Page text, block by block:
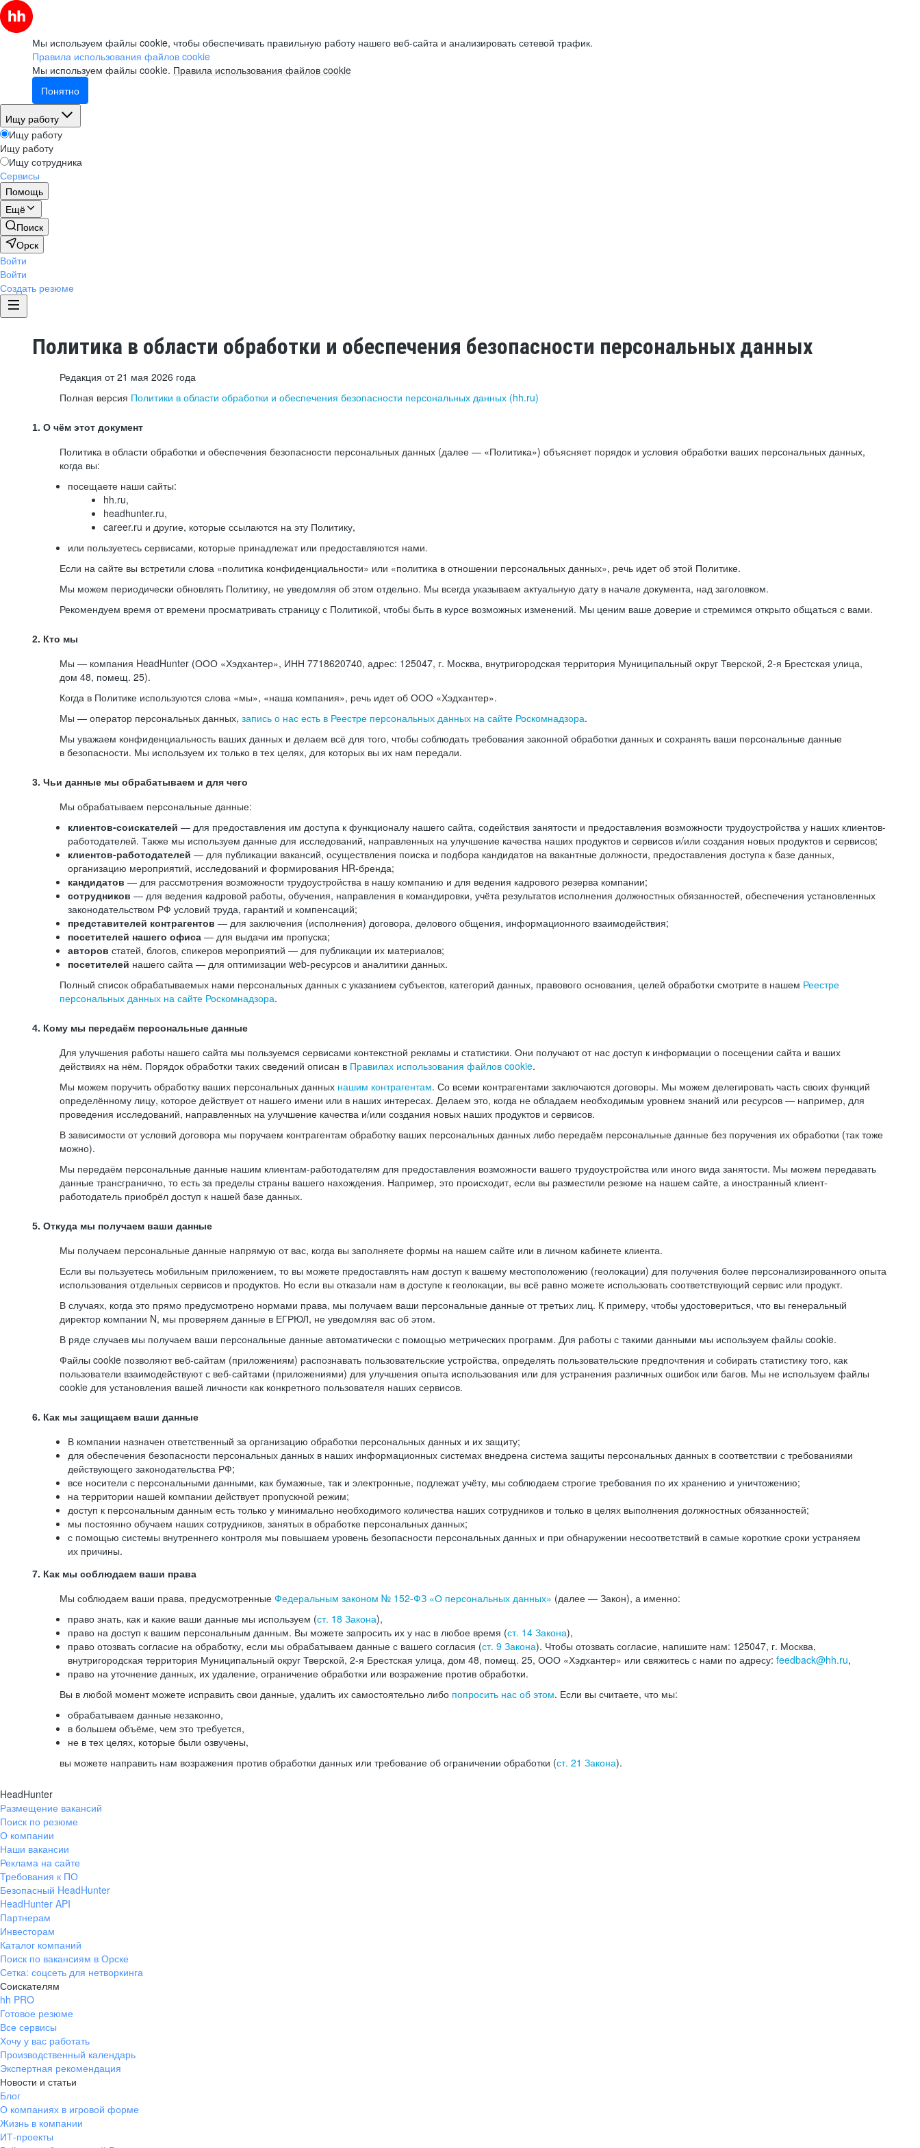
Мы используем файлы cookie, чтобы обеспечивать правильную работу нашего веб-сайта и анализировать сетевой трафик.
Правила использования файлов cookie
Мы используем файлы cookie. Правила использования файлов cookie
Понятно
Ищу работу
Ищу работу
Ищу работу
Ищу сотрудника
Сервисы
Помощь
Ещё
Поиск
Орск
Войти
Войти
Создать резюме
Политика в области обработки и обеспечения безопасности персональных данных
Редакция от 21 мая 2026 года
Полная версия Политики в области обработки и обеспечения безопасности персональных данных (hh.ru)
1. О чём этот документ
Политика в области обработки и обеспечения безопасности персональных данных (далее — «Политика») объясняет порядок и условия обработки ваших персональных данных,
когда вы:
посещаете наши сайты:
hh.ru,
headhunter.ru,
career.ru и другие, которые ссылаются на эту Политику,
или пользуетесь сервисами, которые принадлежат или предоставляются нами.
Если на сайте вы встретили слова «политика конфиденциальности» или «политика в отношении персональных данных», речь идет об этой Политике.
Мы можем периодически обновлять Политику, не уведомляя об этом отдельно. Мы всегда указываем актуальную дату в начале документа, над заголовком.
Рекомендуем время от времени просматривать страницу с Политикой, чтобы быть в курсе возможных изменений. Мы ценим ваше доверие и стремимся открыто общаться с вами.
2. Кто мы
Мы — компания HeadHunter (ООО «Хэдхантер», ИНН 7718620740, адрес: 125047, г. Москва, внутригородская территория Муниципальный округ Тверской, 2-я Брестская улица,
дом 48, помещ. 25).
Когда в Политике используются слова «мы», «наша компания», речь идет об ООО «Хэдхантер».
Мы — оператор персональных данных, запись о нас есть в Реестре персональных данных на сайте Роскомнадзора.
Мы уважаем конфиденциальность ваших данных и делаем всё для того, чтобы соблюдать требования законной обработки данных и сохранять ваши персональные данные
в безопасности. Мы используем их только в тех целях, для которых вы их нам передали.
3. Чьи данные мы обрабатываем и для чего
Мы обрабатываем персональные данные:
клиентов-соискателей — для предоставления им доступа к функционалу нашего сайта, содействия занятости и предоставления возможности трудоустройства у наших клиентов-
работодателей. Также мы используем данные для исследований, направленных на улучшение качества наших продуктов и сервисов и/или создания новых продуктов и сервисов;
клиентов-работодателей — для публикации вакансий, осуществления поиска и подбора кандидатов на вакантные должности, предоставления доступа к базе данных,
организацию мероприятий, исследований и формирования HR-бренда;
кандидатов — для рассмотрения возможности трудоустройства в нашу компанию и для ведения кадрового резерва компании;
сотрудников — для ведения кадровой работы, обучения, направления в командировки, учёта результатов исполнения должностных обязанностей, обеспечения установленных
законодательством РФ условий труда, гарантий и компенсаций;
представителей контрагентов — для заключения (исполнения) договора, делового общения, информационного взаимодействия;
посетителей нашего офиса — для выдачи им пропуска;
авторов статей, блогов, спикеров мероприятий — для публикации их материалов;
посетителей нашего сайта — для оптимизации web-ресурсов и аналитики данных.
Полный список обрабатываемых нами персональных данных с указанием субъектов, категорий данных, правового основания, целей обработки смотрите в нашем Реестре
персональных данных на сайте Роскомнадзора.
4. Кому мы передаём персональные данные
Для улучшения работы нашего сайта мы пользуемся сервисами контекстной рекламы и статистики. Они получают от нас доступ к информации о посещении сайта и ваших
действиях на нём. Порядок обработки таких сведений описан в Правилах использования файлов cookie.
Мы можем поручить обработку ваших персональных данных нашим контрагентам. Со всеми контрагентами заключаются договоры. Мы можем делегировать часть своих функций
определённому лицу, которое действует от нашего имени или в наших интересах. Делаем это, когда не обладаем необходимым уровнем знаний или ресурсов — например, для
проведения исследований, направленных на улучшение качества и/или создания новых наших продуктов и сервисов.
В зависимости от условий договора мы поручаем контрагентам обработку ваших персональных данных либо передаём персональные данные без поручения их обработки (так тоже
можно).
Мы передаём персональные данные нашим клиентам-работодателям для предоставления возможности вашего трудоустройства или иного вида занятости. Мы можем передавать
данные трансгранично, то есть за пределы страны вашего нахождения. Например, это происходит, если вы разместили резюме на нашем сайте, а иностранный клиент-
работодатель приобрёл доступ к нашей базе данных.
5. Откуда мы получаем ваши данные
Мы получаем персональные данные напрямую от вас, когда вы заполняете формы на нашем сайте или в личном кабинете клиента.
Если вы пользуетесь мобильным приложением, то вы можете предоставлять нам доступ к вашему местоположению (геолокации) для получения более персонализированного опыта
использования отдельных сервисов и продуктов. Но если вы отказали нам в доступе к геолокации, вы всё равно можете использовать соответствующий сервис или продукт.
В случаях, когда это прямо предусмотрено нормами права, мы получаем ваши персональные данные от третьих лиц. К примеру, чтобы удостовериться, что вы генеральный
директор компании N, мы проверяем данные в ЕГРЮЛ, не уведомляя вас об этом.
В ряде случаев мы получаем ваши персональные данные автоматически с помощью метрических программ. Для работы с такими данными мы используем файлы cookie.
Файлы cookie позволяют веб-сайтам (приложениям) распознавать пользовательские устройства, определять пользовательские предпочтения и собирать статистику того, как
пользователи взаимодействуют с веб-сайтами (приложениями) для улучшения опыта использования или для устранения различных ошибок или багов. Мы не используем файлы
cookie для установления вашей личности как конкретного пользователя наших сервисов.
6. Как мы защищаем ваши данные
В компании назначен ответственный за организацию обработки персональных данных и их защиту;
для обеспечения безопасности персональных данных в наших информационных системах внедрена система защиты персональных данных в соответствии с требованиями
действующего законодательства РФ;
все носители с персональными данными, как бумажные, так и электронные, подлежат учёту, мы соблюдаем строгие требования по их хранению и уничтожению;
на территории нашей компании действует пропускной режим;
доступ к персональным данным есть только у минимально необходимого количества наших сотрудников и только в целях выполнения должностных обязанностей;
мы постоянно обучаем наших сотрудников, занятых в обработке персональных данных;
с помощью системы внутреннего контроля мы повышаем уровень безопасности персональных данных и при обнаружении несоответствий в самые короткие сроки устраняем
их причины.
7. Как мы соблюдаем ваши права
Мы соблюдаем ваши права, предусмотренные Федеральным законом № 152-ФЗ «О персональных данных» (далее — Закон), а именно:
право знать, как и какие ваши данные мы используем (ст. 18 Закона),
право на доступ к вашим персональным данным. Вы можете запросить их у нас в любое время (ст. 14 Закона),
право отозвать согласие на обработку, если мы обрабатываем данные с вашего согласия (ст. 9 Закона). Чтобы отозвать согласие, напишите нам: 125047, г. Москва,
внутригородская территория Муниципальный округ Тверской, 2-я Брестская улица, дом 48, помещ. 25, ООО «Хэдхантер» или свяжитесь с нами по адресу: feedback@hh.ru,
право на уточнение данных, их удаление, ограничение обработки или возражение против обработки.
Вы в любой момент можете исправить свои данные, удалить их самостоятельно либо попросить нас об этом. Если вы считаете, что мы:
обрабатываем данные незаконно,
в большем объёме, чем это требуется,
не в тех целях, которые были озвучены,
вы можете направить нам возражения против обработки данных или требование об ограничении обработки (ст. 21 Закона).
HeadHunter
Размещение вакансий
Поиск по резюме
О компании
Наши вакансии
Реклама на сайте
Требования к ПО
Безопасный HeadHunter
HeadHunter API
Партнерам
Инвесторам
Каталог компаний
Поиск по вакансиям в Орске
Сетка: соцсеть для нетворкинга
Соискателям
hh PRO
Готовое резюме
Все сервисы
Хочу у вас работать
Производственный календарь
Экспертная рекомендация
Новости и статьи
Блог
О компаниях в игровой форме
Жизнь в компании
ИТ-проекты